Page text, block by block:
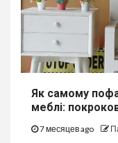
Як самому
меблі:
7 месяцев ago